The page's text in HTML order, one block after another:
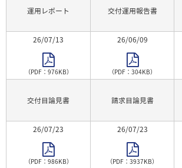
運用レポート 交付運用報告書
26/07/13
（PDF：976KB）
26/06/09
（PDF：304KB）
交付目論見書 請求目論見書
26/07/23
（PDF：986KB）
26/07/23
（PDF：3937KB）